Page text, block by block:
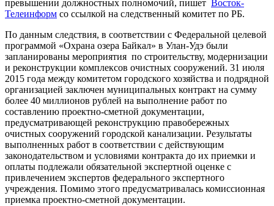
превышении должностных полномочий, пишет Восток-
Телеинформ со ссылкой на следственный комитет по РБ.
По данным следствия, в соответствии с Федеральной целевой
программой «Охрана озера Байкал» в Улан-Удэ были
запланированы мероприятия по строительству, модернизации
и реконструкции комплексов очистных сооружений. 31 июля
2015 года между комитетом городского хозяйства и подрядной
организацией заключен муниципальных контракт на сумму
более 40 миллионов рублей на выполнение работ по
составлению проектно-сметной документации,
предусматривающей реконструкцию правобережных
очистных сооружений городской канализации. Результаты
выполненных работ в соответствии с действующим
законодательством и условиями контракта до их приемки и
оплаты подлежали обязательной экспертной оценке с
привлечением экспертов федерального экспертного
учреждения. Помимо этого предусматривалась комиссионная
приемка проектно-сметной документации.